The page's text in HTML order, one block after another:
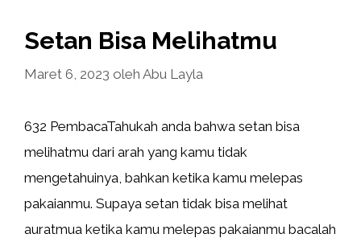
Setan Bisa Melihatmu
Maret 6, 2023 oleh Abu Layla
632 PembacaTahukah anda bahwa setan bisa
melihatmu dari arah yang kamu tidak
mengetahuinya, bahkan ketika kamu melepas
pakaianmu. Supaya setan tidak bisa melihat
auratmua ketika kamu melepas pakaianmu bacalah